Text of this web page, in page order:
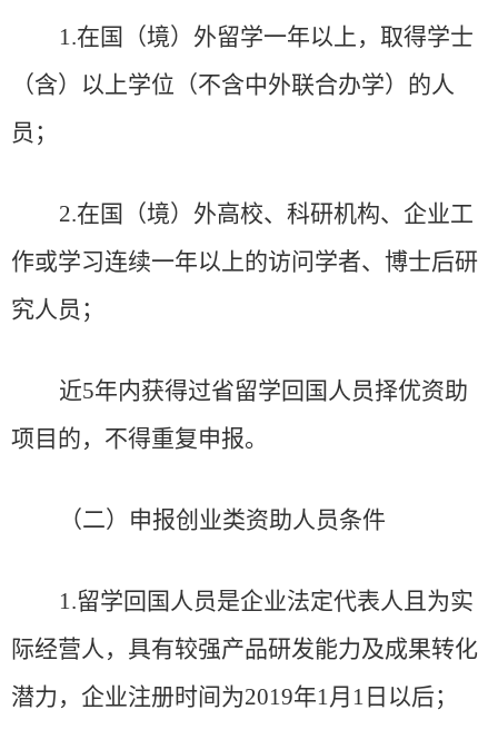
1.在国（境）外留学一年以上，取得学士
（含）以上学位（不含中外联合办学）的人
员；
2.在国（境）外高校、科研机构、企业工
作或学习连续一年以上的访问学者、博士后研
究人员；
近5年内获得过省留学回国人员择优资助
项目的，不得重复申报。
（二）申报创业类资助人员条件
1.留学回国人员是企业法定代表人且为实
际经营人，具有较强产品研发能力及成果转化
潜力，企业注册时间为2019年1月 1 日以后；